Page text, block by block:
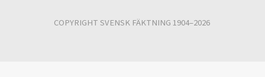
COPYRIGHT SVENSK FÄKTNING 1904–2026